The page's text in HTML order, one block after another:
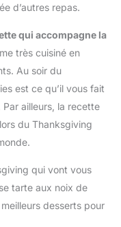
d’autres repas.
qui accompagne la
très cuisiné en
Au soir du
est ce qu’il vous fait
ailleurs, la recette
du Thanksgiving
qui vont vous
tarte aux noix de
desserts pour